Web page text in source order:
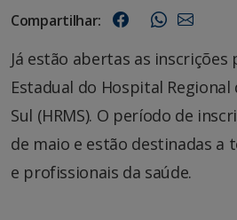
Compartilhar:
Já estão abertas as inscrições
Estadual do Hospital
Sul (HRMS). O período de
de maio e estão destinadas a
e profissionais da saúde.